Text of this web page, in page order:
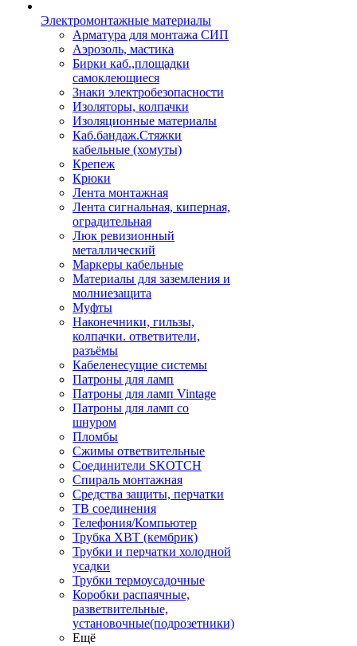
Электромонтажные материалы
Арматура для монтажа СИП
Аэрозоль, мастика
Бирки каб.,площадки
самоклеющиеся
Знаки электробезопасности
Изоляторы, колпачки
Изоляционные материалы
Каб.бандаж.Стяжки
кабельные (хомуты)
Крепеж
Крюки
Лента монтажная
Лента сигнальная, киперная,
оградительная
Люк ревизионный
металлический
Маркеры кабельные
Материалы для заземления и
молниезащита
Муфты
Наконечники, гильзы,
колпачки. ответвители,
разъёмы
Кабеленесущие системы
Патроны для ламп
Патроны для ламп Vintage
Патроны для ламп со
шнуром
Пломбы
Сжимы ответвительные
Соединители SKOTCH
Спираль монтажная
Средства защиты, перчатки
ТВ соединения
Телефония/Компьютер
Трубка ХВТ (кембрик)
Трубки и перчатки холодной
усадки
Трубки термоусадочные
Коробки распаячные,
разветвительные,
установочные(подрозетники)
Ещё